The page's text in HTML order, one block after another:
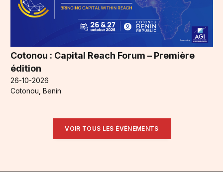
Cotonou : Capital Reach Forum – Première
édition
26-10-2026
Cotonou, Benin
VOIR TOUS LES ÉVÉNEMENTS